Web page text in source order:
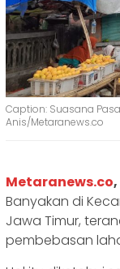
Caption: Suasana
Anis/Metaranews.co
Metaranews.co,
Banyakan di
Jawa Timur,
pembebasan